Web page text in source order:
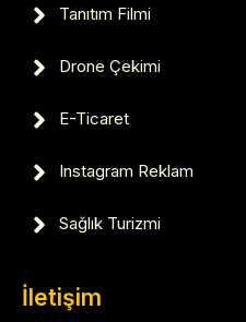
Tanıtım Filmi
Drone Çekimi
E-Ticaret
Instagram Reklam
Sağlık Turizmi
İletişim